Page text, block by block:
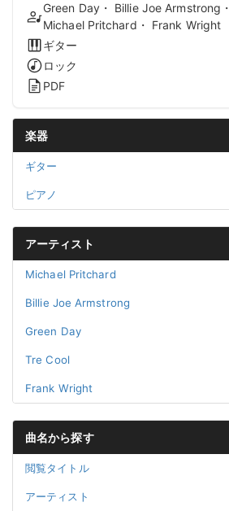
Green Day・ Billie Joe Armstrong・
Michael Pritchard・ Frank Wright
ギター
ロック
PDF
楽器
ギター
ピアノ
アーティスト
Michael Pritchard
Billie Joe Armstrong
Green Day
Tre Cool
Frank Wright
曲名から探す
閲覧タイトル
アーティスト